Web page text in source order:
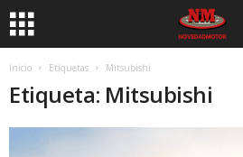
Inicio Etiquetas Mitsubishi
Etiqueta: Mitsubishi